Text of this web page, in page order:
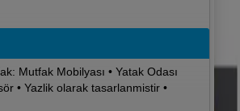
Mutfak Mobilyası • Yatak Odası
• Yazlik olarak tasarlanmistir •